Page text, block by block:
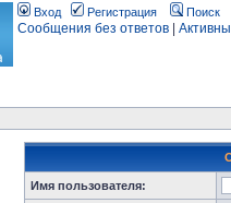
Вход Регистрация Поиск
Сообщения без ответов
Имя пользователя: